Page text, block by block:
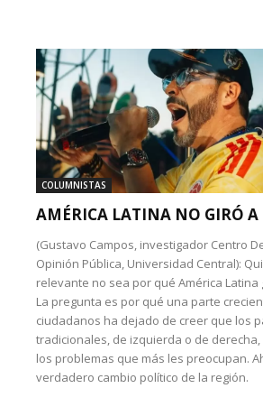
COLUMNISTAS
AMÉRICA LATINA NO GIRÓ A
(Gustavo Campos, investigador Centro
Opinión Pública, Universidad Central):
relevante no sea por qué América Latina
La pregunta es por qué una parte
ciudadanos ha dejado de creer que los
tradicionales, de izquierda o de
los problemas que más les preocupan.
verdadero cambio político de la región.